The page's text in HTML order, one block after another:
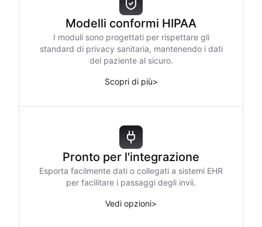
Modelli conformi HIPAA
I moduli sono progettati per rispettare gli
standard di privacy sanitaria, mantenendo i dati
del paziente al sicuro.
Scopri di più>
Pronto per l'integrazione
Esporta facilmente dati o collegati a sistemi EHR
per facilitare i passaggi degli invii.
Vedi opzioni>